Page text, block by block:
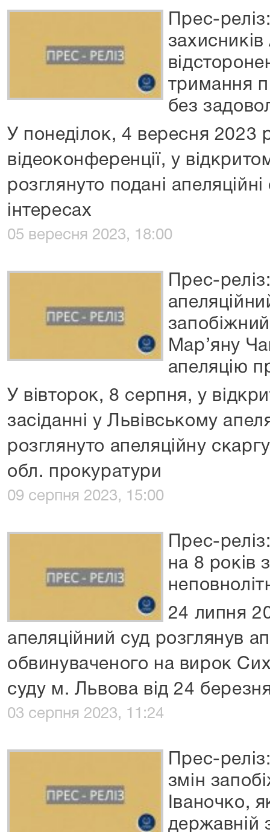
Прес-
тримання
без
У понеділок, 4 вересня 2023
відеоконференції, у
розглянуто подані
інтересах
05 вересня 2023, 18:00
Прес-
Мар’яну
апеляцію
У вівторок, 8 серпня, у
засіданні у Львівському
розглянуто апеляційну
обл. прокуратури
09 серпня 2023, 15:00
Прес-
на 8 років
24 липня
апеляційний суд розглянув
обвинуваченого на вирок
суду м. Львова від 24
03 серпня 2023, 11:24
Прес-
змін
Іваночко,
державній